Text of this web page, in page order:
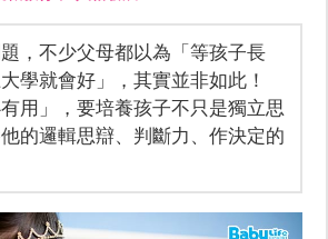
，不少父母都以為「等孩子長
學就會好」，其實並非如此！
有用」，要培養孩子不只是獨立思
的邏輯思辯、判斷力、作決定的